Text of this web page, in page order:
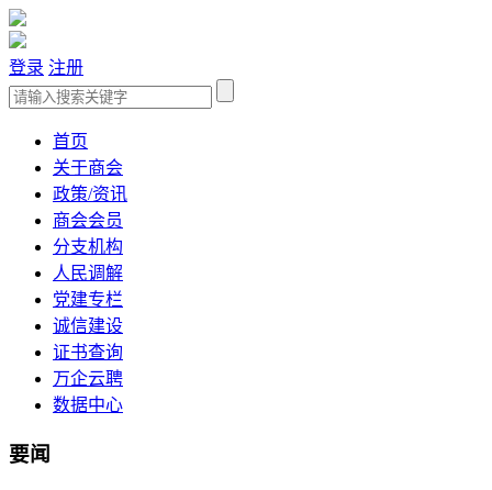
登录 注册
首页
关于商会
政策/资讯
商会会员
分支机构
人民调解
党建专栏
诚信建设
证书查询
万企云聘
数据中心
要闻